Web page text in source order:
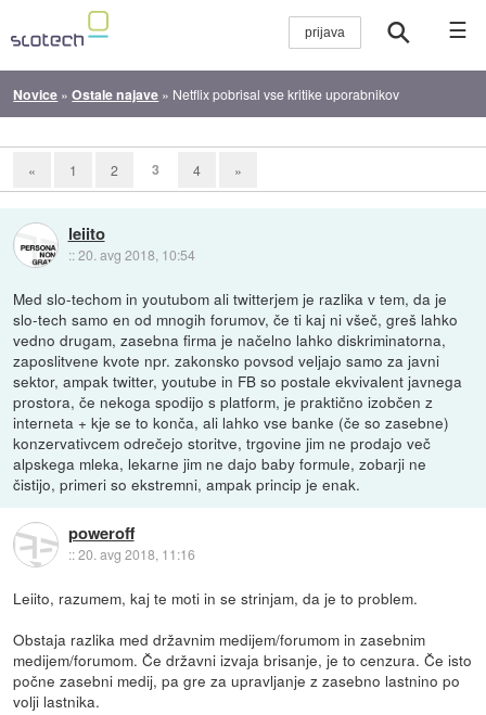
☰
Novice »Ostale najave » Netflix pobrisal vse kritike uporabnikov
« 1 2 3 4 »
leiito
::20. avg 2018, 10:54
Med slo-techom in youtubom ali twitterjem je razlika v tem, da je
slo-tech samo en od mnogih forumov, če ti kaj ni všeč, greš lahko
vedno drugam, zasebna firma je načelno lahko diskriminatorna,
zaposlitvene kvote npr. zakonsko povsod veljajo samo za javni
sektor, ampak twitter, youtube in FB so postale ekvivalent javnega
prostora, če nekoga spodijo s platform, je praktično izobčen z
interneta + kje se to konča, ali lahko vse banke (če so zasebne)
konzervativcem odrečejo storitve, trgovine jim ne prodajo več
alpskega mleka, lekarne jim ne dajo baby formule, zobarji ne
čistijo, primeri so ekstremni, ampak princip je enak.
poweroff
::20. avg 2018, 11:16
Leiito, razumem, kaj te moti in se strinjam, da je to problem.
Obstaja razlika med državnim medijem/forumom in zasebnim
medijem/forumom. Če državni izvaja brisanje, je to cenzura. Če isto
počne zasebni medij, pa gre za upravljanje z zasebno lastnino po
volji lastnika.